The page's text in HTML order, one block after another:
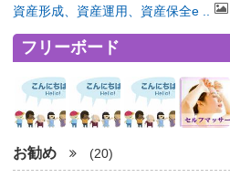
資産形成、資産運用、資産保全e ..
フリーボード
お勧め (20)